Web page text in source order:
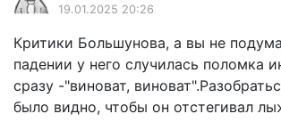
19.01.2025 20:26
Критики Большунова, а вы не
падении у него случилась поломка
сразу -"виноват,
было видно, чтобы он отстегивал